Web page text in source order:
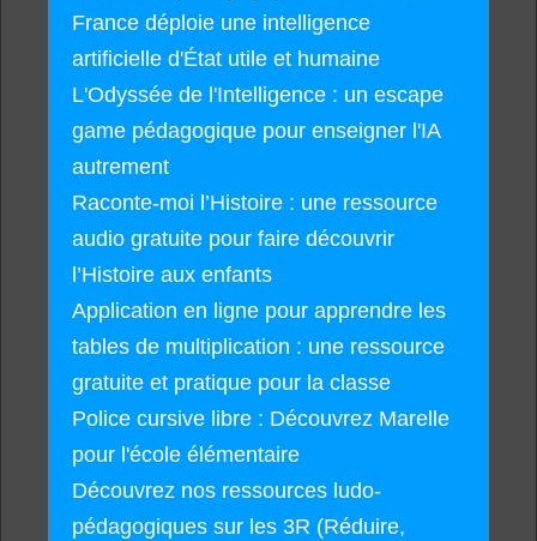
France déploie une intelligence
artificielle d'État utile et humaine
L'Odyssée de l'Intelligence : un escape
game pédagogique pour enseigner l'IA
autrement
Raconte-moi l’Histoire : une ressource
audio gratuite pour faire découvrir
l’Histoire aux enfants
Application en ligne pour apprendre les
tables de multiplication : une ressource
gratuite et pratique pour la classe
Police cursive libre : Découvrez Marelle
pour l'école élémentaire
Découvrez nos ressources ludo-
pédagogiques sur les 3R (Réduire,